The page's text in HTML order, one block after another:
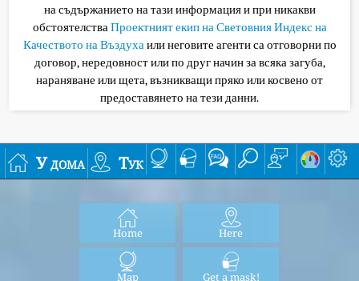
на съдържанието на тази информация и при никакви
обстоятелстваПроектният екип на Световния Индекс на
Качеството на Въздухаили неговите агенти са отговорни по
договор, нередовност или по друг начин за всяка загуба,
нараняване или щета, възникващи пряко или косвено от
предоставянето на тези данни.
У дома Тук
Home Here
Map Get a mask!